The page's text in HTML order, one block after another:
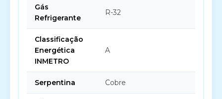
Gás
Refrigerante
R-32
Classificação
Energética
INMETRO
A
Serpentina Cobre